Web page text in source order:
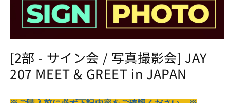
in
modal
[2部 - サイン会 / 写真撮影会] JAY
207 MEET & GREET in JAPAN